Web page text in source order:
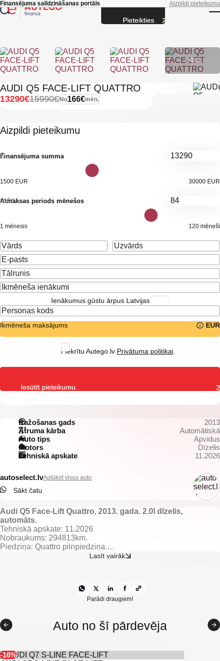
Skip to main content
Finansējuma salīdzināšanas portāls Aizpildi pieteikumu
+24
AUDI Q5 FACE-LIFT QUATTRO
No166€mēn.
15990€
13290€
Aizpildi pieteikumu
Finansējuma summa
€
1500 EUR 30000 EUR
Atmaksas periods mēnešos
mēn.
1 mēnesis 120 mēneši
Ienākumus gūstu ārpus Latvijas
Ikmēneša maksājums EUR
Piekrītu Autego.lv Privātuma politikai.
Ražošanas gads
2013
Ātruma kārba
Automātiskā
Auto tips
Apvidus
Motors
Dīzelis
Tehniskā apskate
11.2026
autoselect.lvAplūkot visus auto
Sākt čatu
Audi Q5 Face-Lift Quattro, 2013. gada. 2.0l dīzelis,
automāts.
Tehniskā apskate: 11.2026
Nobraukums: 294813km.
Piedziņa: Quattro pilnpiedziņa.
El. regulējami, apsildāmi un nolokami spoguļi.
Lietus sensors.
Borta dators.
Multistūre.
Lasīt vairāk
Parādi draugiem!
Auto no šī pārdevēja
-16%